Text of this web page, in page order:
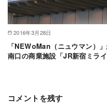
2016年3月28日
「NEWoMan（ニュウマン）
南口の商業施設「JR新宿ミラ
コメントを残す